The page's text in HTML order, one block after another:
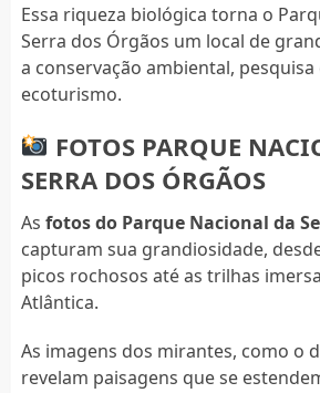
Essa riqueza biológica torna o
Serra dos Órgãos um local de
a conservação ambiental,
ecoturismo.
FOTOS PARQUE
SERRA DOS ÓRGÃOS
As fotos do Parque Nacional da
capturam sua grandiosidade,
picos rochosos até as trilhas
Atlântica.
As imagens dos mirantes, como o
revelam paisagens que se